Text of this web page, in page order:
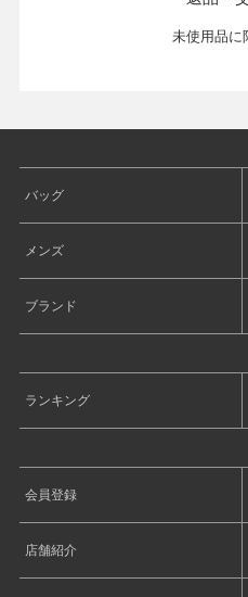
未使用品に
バッグ
メンズ
ブランド
ランキング
会員登録
店舗紹介